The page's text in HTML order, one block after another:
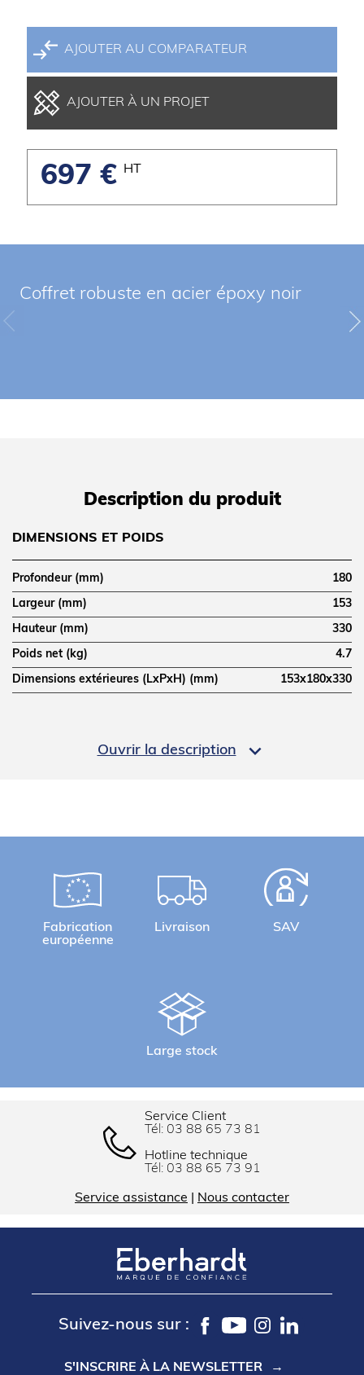
AJOUTER AU COMPARATEUR
AJOUTER À UN PROJET
697 € HT
Coffret robuste en acier époxy noir
Ouvrir la description 
Description du produit
DIMENSIONS ET POIDS
Profondeur (mm) 180
Largeur (mm) 153
Hauteur (mm) 330
Poids net (kg) 4.7
Dimensions extérieures (LxPxH) (mm) 153x180x330
Système de paiement sécurisé anti vandalisme.
Coffret robuste en époxy noir.
Fixation murale uniquement.
Paiement avec jetons à fentes.
Bouton de remboursement ou d'annulation et fente
de récupération du jeton.
Un set de 20 jetons est inclus dans chaque kit
Fabrication
européenne
Livraison SAV
Large stock
Service Client
Tél: 03 88 65 73 81
Hotline technique
Tél: 03 88 65 73 91
Service assistance Nous contacter
Suivez-nous sur :
S'INSCRIRE À LA NEWSLETTER